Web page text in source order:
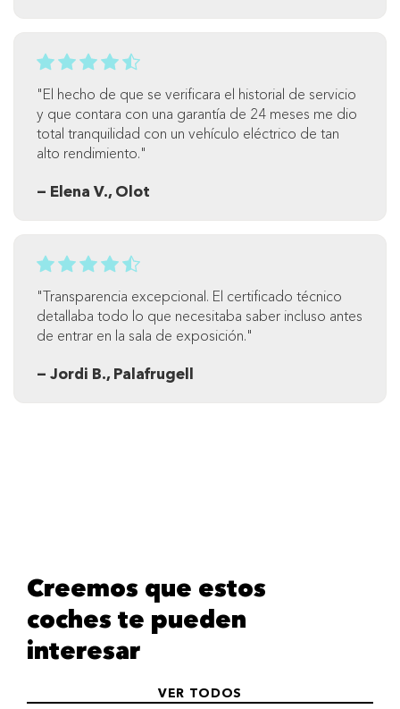
"El hecho de que se verificara el historial de servicio
y que contara con una garantía de 24 meses me dio
total tranquilidad con un vehículo eléctrico de tan
alto rendimiento."
— Elena V., Olot
"Transparencia excepcional. El certificado técnico
detallaba todo lo que necesitaba saber incluso antes
de entrar en la sala de exposición."
— Jordi B., Palafrugell
Creemos que estos
coches te pueden
interesar
VER TODOS